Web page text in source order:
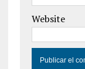
Website